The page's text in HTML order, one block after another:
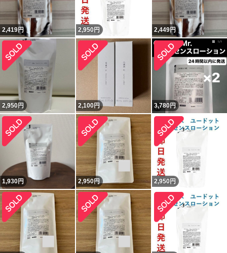
2,419円 2,950 円 2,449円
2,950円 2,100円 3,780円
1,930円 2,950円 2,950 円